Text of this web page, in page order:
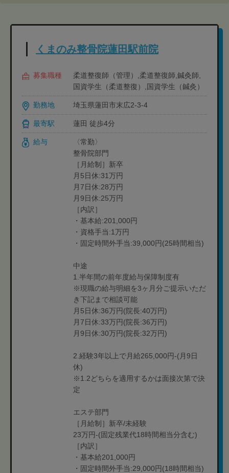
くまのみ整骨院蓮田駅前院
募集職種
柔道整復師（管理）,柔道整復師,鍼灸師,
国資学生（柔道整復）,国資学生（鍼灸）
勤務地 埼玉県蓮田市末広2-3-4
最寄駅 蓮田 徒歩4分
給与
〈常勤〉
整骨院部門
［月給制］新卒
月5日休:31万円
月7日休:28万円
月9日休:25万円
［内訳］
・基本給:201,000円
・資格手当:1万円
・固定時間外手当:39,000円(25時間相当)
中途
1.半年間の前年度給与保障制度有
※現職の給与明細を3ヶ月分ご提示いただ
き下記まで相談可能
月5日休:36万円(院長:40万円)
月7日休:33万円(院長:36万円)
月9日休:30万円(院長:32万円)
2.経験3年以上で月給265,000円-(月9日
休)
※1.2どちらを適用するかは面接次第で決
定
エステ部門
［月給制］新卒/未経験
23万円-(固定残業代18時間相当分含む)
［内訳］
・基本給201,000円
・固定時間外手当:29,000円(18時間相当)